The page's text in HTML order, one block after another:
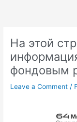
На этой
фондовым
Leave a Comment /